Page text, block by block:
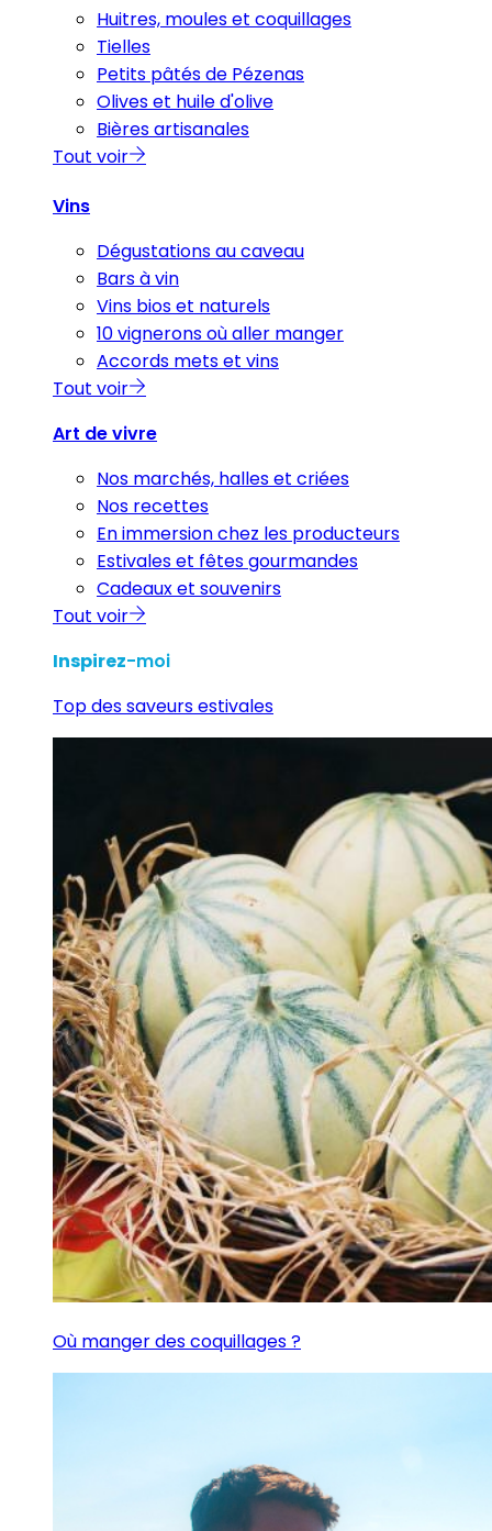
Huitres, moules et coquillages
Tielles
Petits pâtés de Pézenas
Olives et huile d'olive
Bières artisanales
Tout voir
Vins
Dégustations au caveau
Bars à vin
Vins bios et naturels
10 vignerons où aller manger
Accords mets et vins
Tout voir
Art de vivre
Nos marchés, halles et criées
Nos recettes
En immersion chez les producteurs
Estivales et fêtes gourmandes
Cadeaux et souvenirs
Tout voir
Inspirez-moi
Top des saveurs estivales
Où manger des coquillages ?